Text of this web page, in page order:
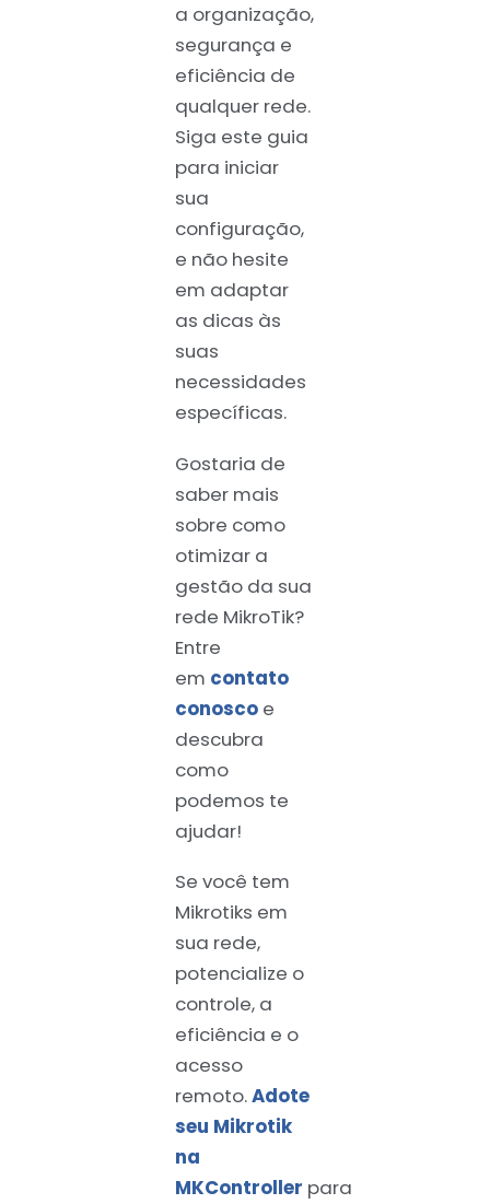
a organização,
segurança e
eficiência de
qualquer rede.
Siga este guia
para iniciar
sua
configuração,
e não hesite
em adaptar
as dicas às
suas
necessidades
específicas.
Gostaria de
saber mais
sobre como
otimizar a
gestão da sua
rede MikroTik?
Entre
em contato
conosco e
descubra
como
podemos te
ajudar!
Se você tem
Mikrotiks em
sua rede,
potencialize o
controle, a
eficiência e o
acesso
remoto.Adote
seu Mikrotik
na
MKController para